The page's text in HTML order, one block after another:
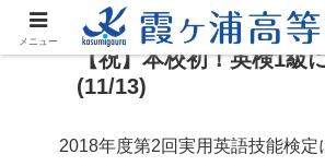
【祝】本校初！英検1級
(11/13)
2018年度第2回実用英語技能検定
メニュー